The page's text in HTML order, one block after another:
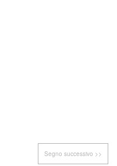
Segno successivo >>